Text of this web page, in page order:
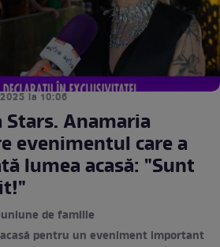
la 10:06
Anamaria
evenimentul care a
lumea acasă: "Sunt
de familie
pentru un eveniment important